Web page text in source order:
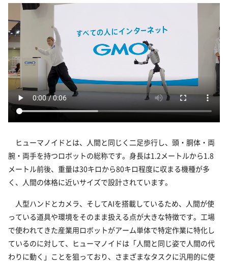
ヒューマノイドとは、人間と同じく二足歩行し、頭・胴体・両
腕・両手を持つロボットの総称です。身長は1.2メートルから1.8
メートル前後、重量は30キロから80キロ程度に収まる機種が多
く、人間の体格に近いサイズで設計されています。
人型ハンドとカメラ、そしてAIを搭載しているため、人間が使
っている道具や環境をそのまま扱える点が大きな特徴です。工場
で使われてきた産業用ロボットがアーム単体で特定作業に特化し
ているのに対して、ヒューマノイドは「人間と同じ姿で人間の代
わりに動く」ことを狙っており、さまざまなタスクに汎用的に使